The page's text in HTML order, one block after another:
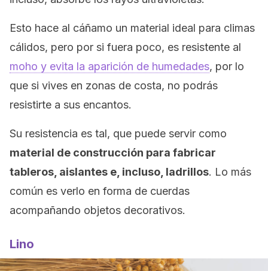
Esto hace al cáñamo un material ideal para climas
cálidos, pero por si fuera poco, es resistente al
moho y evita la aparición de humedades, por lo
que si vives en zonas de costa, no podrás
resistirte a sus encantos.
Su resistencia es tal, que puede servir como
material de construcción para fabricar
tableros, aislantes e, incluso, ladrillos. Lo más
común es verlo en forma de cuerdas
acompañando objetos decorativos.
Lino